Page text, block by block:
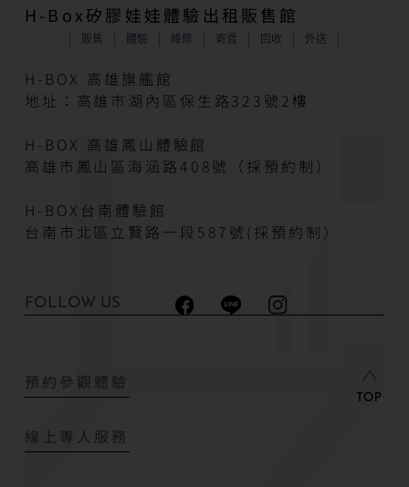
H-Box矽膠娃娃體驗出租販售館
販售 體驗 維修 寄賣 回收 外送
H-BOX 高雄旗艦館
地址：高雄市湖內區保生路323號2樓
H-BOX 高雄鳳山體驗館
高雄市鳳山區海涵路408號（採預約制）
H-BOX台南體驗館
台南市北區立賢路一段587號(採預約制）
FOLLOW US
預約參觀體驗
線上專人服務